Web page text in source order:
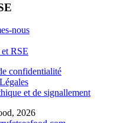
nous
RSE
confidentialité
et de signallement
2026